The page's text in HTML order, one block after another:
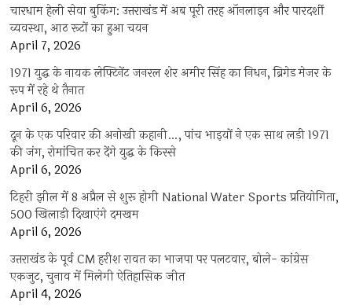
चारधाम हेली सेवा बुकिंग: उत्तराखंड में अब पूरी तरह ऑनलाइन और पारदर्शी
व्यवस्था, आठ रूटों का हुआ चयन
April 7, 2026
1971 युद्ध के नायक लेफ्टिनेंट जनरल शेर अमीर सिंह का निधन, ब्रिगेड मेजर के
रूप में रहे थे तैनात
April 6, 2026
दून के एक परिवार की अनोखी कहानी…, पांच भाइयों ने एक साथ लड़ी 1971
की जंग, रोमांचित कर देंगे युद्ध के किस्से
April 6, 2026
टिहरी झील में 8 अप्रैल से शुरू होगी National Water Sports प्रतियोगिता,
500 खिलाड़ी दिखाएंगे दमखम
April 6, 2026
उत्तराखंड के पूर्व CM हरीश रावत का भाजपा पर पलटवार, बोले- कांग्रेस
एकजुट, चुनाव में मिलेगी ऐतिहासिक जीत
April 4, 2026